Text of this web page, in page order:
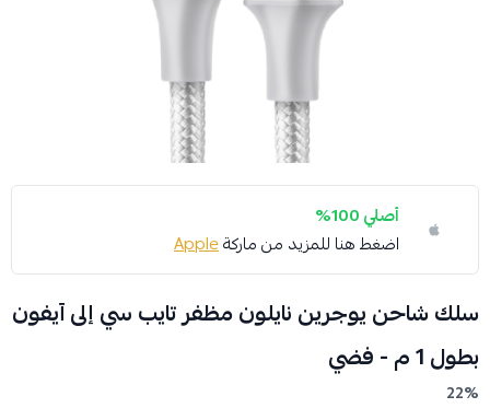
أصلي 100%
اضغط هنا للمزيد من ماركةApple
سلك شاحن يوجرين نايلون مظفر تايب سي إلى آيفون
بطول 1 م - فضي
22%